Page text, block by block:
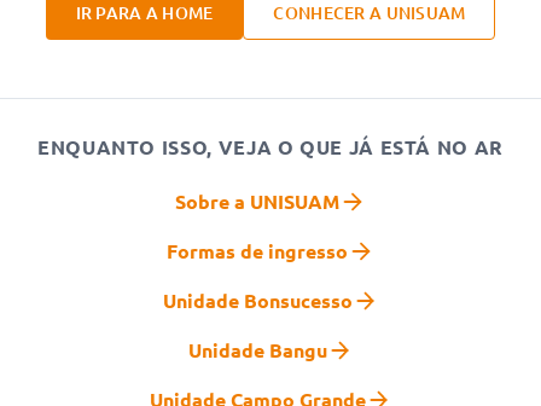
IR PARA A HOME CONHECER A UNISUAM
ENQUANTO ISSO, VEJA O QUE JÁ ESTÁ NO AR
Sobre a UNISUAM
Formas de ingresso
Unidade Bonsucesso
Unidade Bangu
Unidade Campo Grande